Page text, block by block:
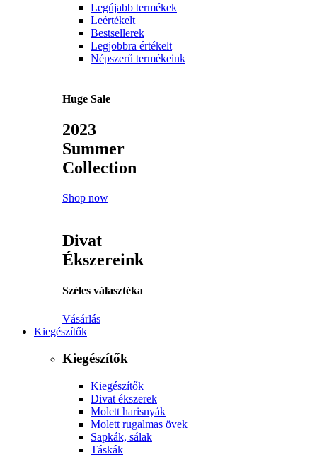
Legújabb termékek
Leértékelt
Bestsellerek
Legjobbra értékelt
Népszerű termékeink
Huge Sale
2023
Summer
Collection
Shop now
Divat
Ékszereink
Széles választéka
Vásárlás
Kiegészítők
Kiegészítők
Kiegészítők
Divat ékszerek
Molett harisnyák
Molett rugalmas övek
Sapkák, sálak
Táskák